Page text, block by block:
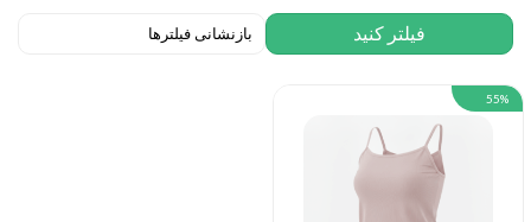
55%